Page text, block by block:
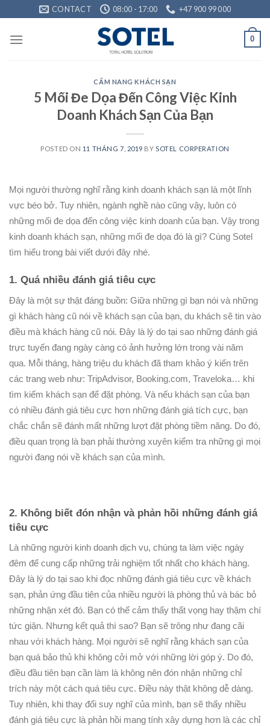
to
content
CONTACT 08:00 - 17:00 +47 900 99 000
0
CẨM NANG KHÁCH SẠN
5 Mối Đe Dọa Đến Công Việc Kinh
Doanh Khách Sạn Của Bạn
POSTED ON 11 THÁNG 7, 2019 BY SOTEL CORPERATION
Mọi người thường nghĩ rằng kinh doanh khách sạn là một lĩnh
vực béo bở. Tuy nhiên, ngành nghề nào cũng vậy, luôn có
những mối đe dọa đến công việc kinh doanh của bạn. Vậy trong
kinh doanh khách sạn, những mối đe dọa đó là gì? Cùng Sotel
tìm hiểu trong bài viết dưới đây nhé.
1. Quá nhiều đánh giá tiêu cực
Đây là một sự thật đáng buồn: Giữa những gì bạn nói và những
gì khách hàng cũ nói về khách sạn của bạn, du khách sẽ tin vào
điều mà khách hàng cũ nói. Đây là lý do tại sao những đánh giá
trực tuyến đang ngày càng có ảnh hưởng lớn trong vài năm
qua. Mỗi tháng, hàng triệu du khách đã tham khảo ý kiến trên
các trang web như: TripAdvisor, Booking.com, Traveloka… khi
tìm kiếm khách sạn để đặt phòng. Và nếu khách sạn của bạn
có nhiều đánh giá tiêu cực hơn những đánh giá tích cực, bạn
chắc chắn sẽ đánh mất những lượt đặt phòng tiềm năng. Do đó,
điều quan trọng là bạn phải thường xuyên kiểm tra những gì mọi
người đang nói về khách sạn của mình.
2. Không biết đón nhận và phản hồi những đánh giá
tiêu cực
Là những người kinh doanh dịch vụ, chúng ta làm việc ngày
đêm để cung cấp những trải nghiệm tốt nhất cho khách hàng.
Đây là lý do tại sao khi đọc những đánh giá tiêu cực về khách
sạn, phản ứng đầu tiên của nhiều người là phòng thủ và bác bỏ
những nhận xét đó. Bạn có thể cảm thấy thất vọng hay thậm chí
tức giận. Nhưng kết quả thì sao? Bạn sẽ trông như đang cãi
nhau với khách hàng. Mọi người sẽ nghĩ rằng khách sạn của
bạn quá bảo thủ khi không cởi mở với những lời góp ý. Do đó,
điều đầu tiên bạn cần làm là không nên đón nhận những chỉ
trích này một cách quá tiêu cực. Điều này thật không dễ dàng.
Tuy nhiên, khi thay đổi suy nghĩ của mình, bạn sẽ thấy nhiều
đánh giá tiêu cực là phản hồi mang tính xây dựng hơn là các chỉ